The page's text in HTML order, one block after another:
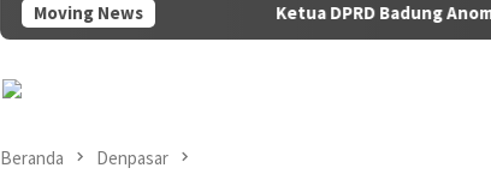
Moving NewsKetua DPRD Badung Anom Gumanti
Beranda Denpasar